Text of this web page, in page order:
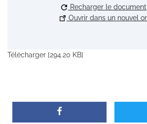
Recharger le document
Ouvrir dans un nouvel
Télécharger [294.20 KB]